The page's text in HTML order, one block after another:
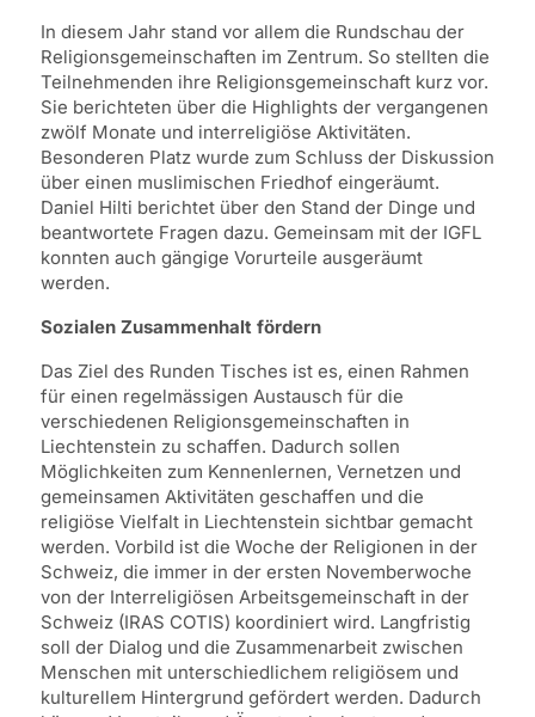
In diesem Jahr stand vor allem die Rundschau der
Religionsgemeinschaften im Zentrum. So stellten die
Teilnehmenden ihre Religionsgemeinschaft kurz vor.
Sie berichteten über die Highlights der vergangenen
zwölf Monate und interreligiöse Aktivitäten.
Besonderen Platz wurde zum Schluss der Diskussion
über einen muslimischen Friedhof eingeräumt.
Daniel Hilti berichtet über den Stand der Dinge und
beantwortete Fragen dazu. Gemeinsam mit der IGFL
konnten auch gängige Vorurteile ausgeräumt
werden.
Sozialen Zusammenhalt fördern
Das Ziel des Runden Tisches ist es, einen Rahmen
für einen regelmässigen Austausch für die
verschiedenen Religionsgemeinschaften in
Liechtenstein zu schaffen. Dadurch sollen
Möglichkeiten zum Kennenlernen, Vernetzen und
gemeinsamen Aktivitäten geschaffen und die
religiöse Vielfalt in Liechtenstein sichtbar gemacht
werden. Vorbild ist die Woche der Religionen in der
Schweiz, die immer in der ersten Novemberwoche
von der Interreligiösen Arbeitsgemeinschaft in der
Schweiz (IRAS COTIS) koordiniert wird. Langfristig
soll der Dialog und die Zusammenarbeit zwischen
Menschen mit unterschiedlichem religiösem und
kulturellem Hintergrund gefördert werden. Dadurch